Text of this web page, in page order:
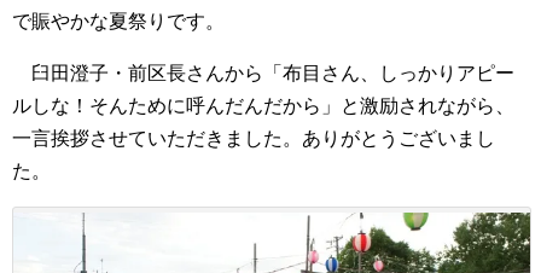
で賑やかな夏祭りです。
臼田澄子・前区長さんから「布目さん、しっかりアピー
ルしな！そんために呼んだんだから」と激励されながら、
一言挨拶させていただきました。ありがとうございまし
た。